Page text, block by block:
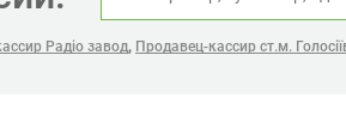
Радіо завод, Продавец-кассир ст.м.